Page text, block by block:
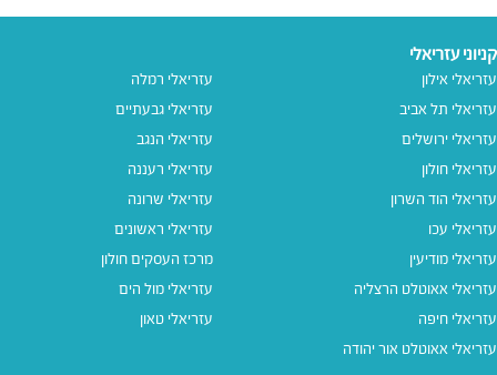
קניוני עזריאלי
עזריאלי אילון
עזריאלי תל אביב
עזריאלי ירושלים
עזריאלי חולון
עזריאלי הוד השרון
עזריאלי עכו
עזריאלי מודיעין
עזריאלי אאוטלט הרצליה
עזריאלי חיפה
עזריאלי אאוטלט אור יהודה
עזריאלי רמלה
עזריאלי גבעתיים
עזריאלי הנגב
עזריאלי רעננה
עזריאלי שרונה
עזריאלי ראשונים
מרכז העסקים חולון
עזריאלי מול הים
עזריאלי טאון